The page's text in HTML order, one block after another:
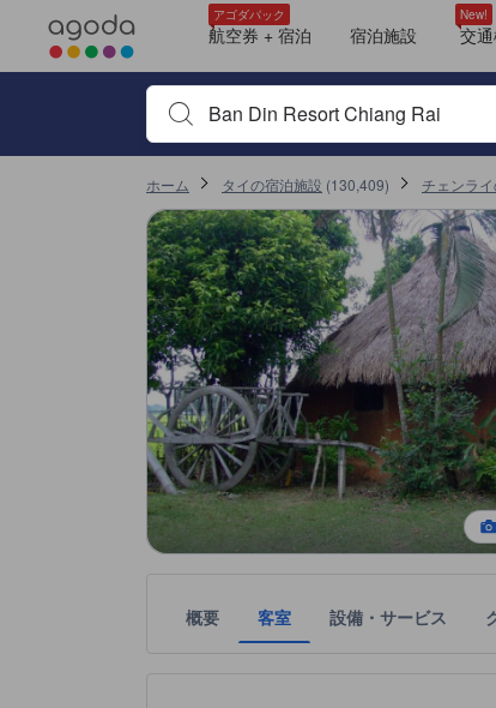
アゴダパック
航空券 + 宿泊 宿泊施設
New!
交
宿泊施設名やキーワードを入力し、矢印キーや
ホーム タイの宿泊施設 (130,409) チェンラ
概要 客室 設備・サービス
星評価は、宿泊施設から受け取った情報で
スタンダード ダブルルーム (Standard Double Room)
プライベートバスルーム
衛星テレビ/ケーブルテレビ
2ベッドルーム ハウス (Two-Bedroom House)
別荘 (Vacation Home)
プライベートバスルーム
ツインルーム（眺望あり） (Twin Room with View)
ファミリールーム (Family Room)
3ベッドルーム ハウス (Three-Bedroom House)
ツインルーム（眺望あり） (Twin Room with View)
ツインルーム（眺望あり） (Twin Room with View)
ファミリールーム (Family Room)
ファミリールーム (Family Room)
アゴダに掲載されているクチコミは実際に予約をし、宿泊を終
サービススコア 10点満点中8.9点 チェンライにおける高スコア
ロケーションスコア 10点満点中8.2点 チェンライにおける高スコア
施設・設備スコア 10点満点中8.1点 チェンライにおける高スコア
コスパスコア 10点満点中8.1点
施設の状態/清潔さスコア 10点満点中7.7点
Mentioned in 1 reviews
100% Positive
Mentioned in 1 reviews
100% Positive